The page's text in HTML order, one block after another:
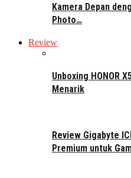
Kamera Depan
Photo…
Review
Unboxing HONOR
Menarik
Review Gigabyte
Premium untuk